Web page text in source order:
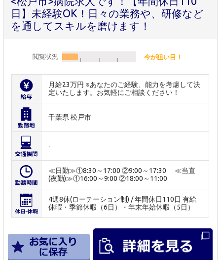
日】未経験OK！日々の業務や、研修など
を通してスキルを磨けます！
閲覧状況 今が狙い目！
月給23万円 ※あなたのご経験、能力を考慮して決
定いたします。お気軽にご相談ください！
千葉県 松戸市
-
≪日勤≫①8:30～17:00 ②9:00～17:30 ≪当直
(夜勤)≫①16:00～9:00 ②18:00～11:00
4週8休(ローテーション制) / 年間休日110日 有給
休暇・季節休暇（6日）・年末年始休暇（5日）